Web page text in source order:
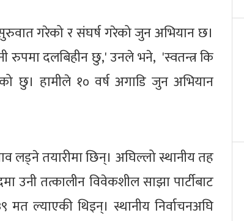
गरेको र संघर्ष गरेको जुन अभियान छ।
रुपमा दलबिहीन छु,' उनले भने, 'स्वतन्त्र कि
छु। हामीले १० वर्ष अगाडि जुन अभियान
लड्ने तयारीमा छिन्। अघिल्लो स्थानीय तह
उनी तत्कालीन विवेकशील साझा पार्टीबाट
ल्याएकी थिइन्। स्थानीय निर्वाचनअघि